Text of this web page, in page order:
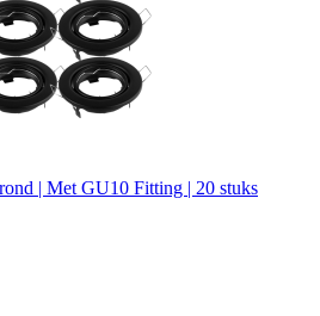
| Met GU10 Fitting | 20 stuks